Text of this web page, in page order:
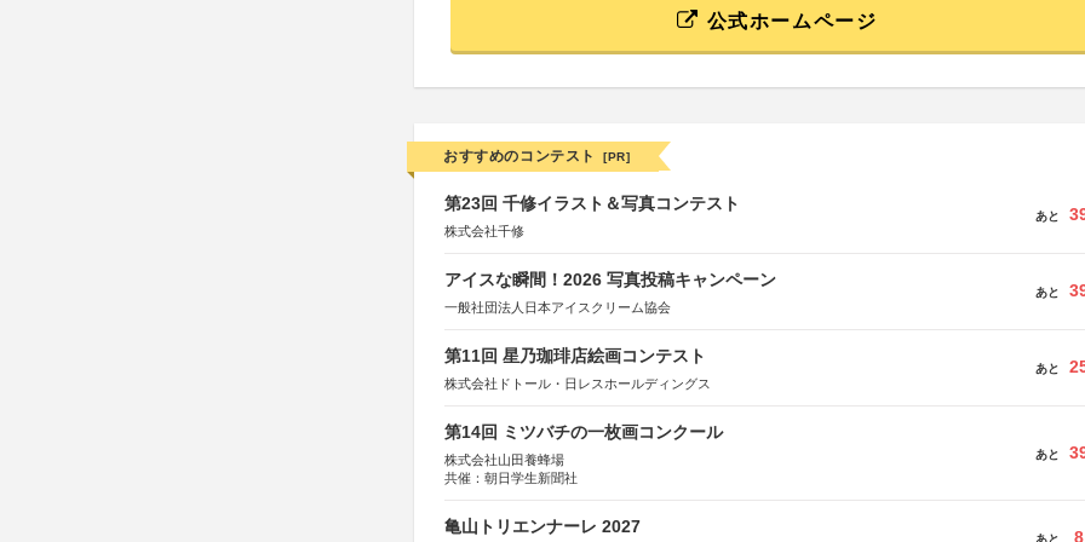
公式ホームページ
おすすめのコンテスト [PR]
第23回 千修イラスト＆写真コンテスト
株式会社千修
あと
アイスな瞬間！2026 写真投稿キャンペーン
一般社団法人日本アイスクリーム協会
あと
第11回 星乃珈琲店絵画コンテスト
株式会社ドトール・日レスホールディングス
あと
第14回 ミツバチの一枚画コンクール
株式会社山田養蜂場
共催：朝日学生新聞社
あと
亀山トリエンナーレ 2027
あと 8